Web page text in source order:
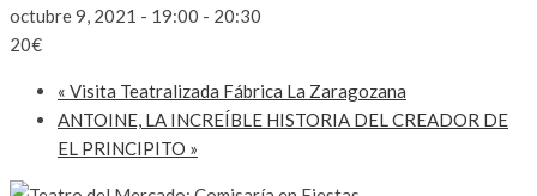
octubre 9, 2021 - 19:00 - 20:30
20€
« Visita Teatralizada Fábrica La Zaragozana
ANTOINE, LA INCREÍBLE HISTORIA DEL CREADOR DE
EL PRINCIPITO »